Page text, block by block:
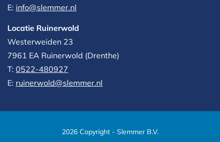
E: info@slemmer.nl
Locatie Ruinerwold
Westerweiden 23
7961 EA Ruinerwold (Drenthe)
T: 0522-480927‬
E: ruinerwold@slemmer.nl
2026 Copyright - Slemmer B.V.